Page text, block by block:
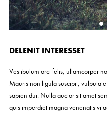
DELENIT INTERESSET
Vestibulum orci felis, ullamcorper
Mauris non ligula suscipit,
sapien dui. Nulla auctor sit amet
quis imperdiet magna venenatis